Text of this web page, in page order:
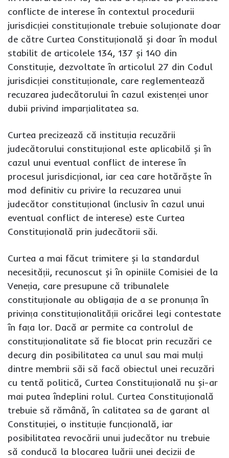
conflicte de interese în contextul procedurii
jurisdicției constituționale trebuie soluționate doar
de către Curtea Constituțională și doar în modul
stabilit de articolele 134, 137 și 140 din
Constituție, dezvoltate în articolul 27 din Codul
jurisdicției constituționale, care reglementează
recuzarea judecătorului în cazul existenței unor
dubii privind imparțialitatea sa.
Curtea precizează că instituția recuzării
judecătorului constituțional este aplicabilă și în
cazul unui eventual conflict de interese în
procesul jurisdicțional, iar cea care hotărăște în
mod definitiv cu privire la recuzarea unui
judecător constituțional (inclusiv în cazul unui
eventual conflict de interese) este Curtea
Constituțională prin judecătorii săi.
Curtea a mai făcut trimitere și la standardul
necesității, recunoscut și în opiniile Comisiei de la
Veneția, care presupune că tribunalele
constituționale au obligația de a se pronunța în
privința constituționalității oricărei legi contestate
în fața lor. Dacă ar permite ca controlul de
constituționalitate să fie blocat prin recuzări ce
decurg din posibilitatea ca unul sau mai mulți
dintre membrii săi să facă obiectul unei recuzări
cu tentă politică, Curtea Constituțională nu și-ar
mai putea îndeplini rolul. Curtea Constituțională
trebuie să rămână, în calitatea sa de garant al
Constituției, o instituție funcțională, iar
posibilitatea revocării unui judecător nu trebuie
să conducă la blocarea luării unei decizii de